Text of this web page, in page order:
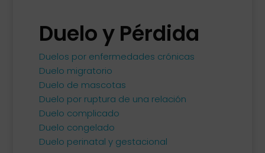
Duelo y Pérdida
Duelos por enfermedades crónicas
Duelo migratorio
Duelo de mascotas
Duelo por ruptura de una relación
Duelo complicado
Duelo congelado
Duelo perinatal y gestacional